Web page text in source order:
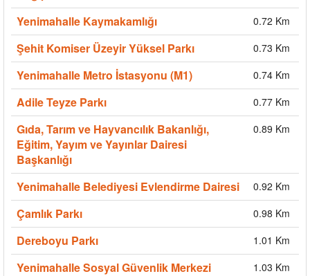
Yenimahalle Kaymakamlığı 0.72 Km
Şehit Komiser Üzeyir Yüksel Parkı 0.73 Km
Yenimahalle Metro İstasyonu (M1) 0.74 Km
Adile Teyze Parkı 0.77 Km
Gıda, Tarım ve Hayvancılık Bakanlığı,
Eğitim, Yayım ve Yayınlar Dairesi
Başkanlığı
0.89 Km
Yenimahalle Belediyesi Evlendirme Dairesi 0.92 Km
Çamlık Parkı 0.98 Km
Dereboyu Parkı 1.01 Km
Yenimahalle Sosyal Güvenlik Merkezi 1.03 Km